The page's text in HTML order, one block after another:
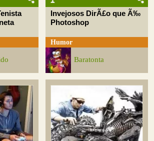
Invejosos DirÃ£o que Ã‰
Photoshop
Humor
Baratonta